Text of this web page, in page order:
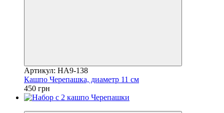
Артикул: HA9-138
Кашпо Черепашка, диаметр 11 см
450 грн